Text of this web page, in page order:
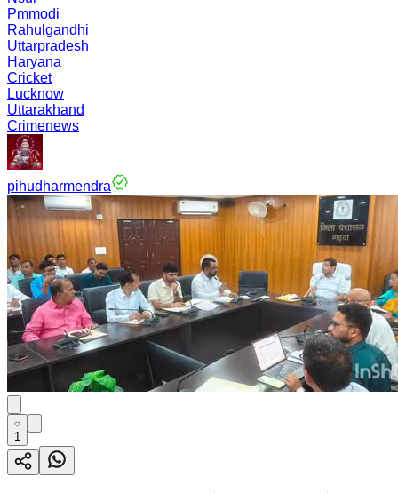
Pmmodi
Rahulgandhi
Uttarpradesh
Haryana
Cricket
Lucknow
Uttarakhand
Crimenews
pihudharmendra
1